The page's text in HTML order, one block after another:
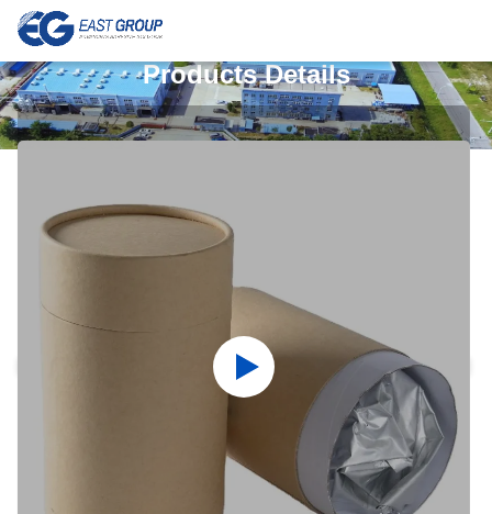
Products Details